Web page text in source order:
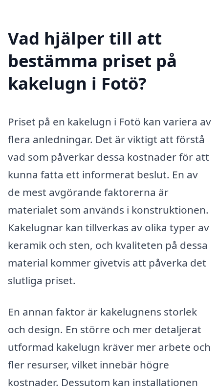
Vad hjälper till att
bestämma priset på
kakelugn i Fotö?
Priset på en kakelugn i Fotö kan variera av
flera anledningar. Det är viktigt att förstå
vad som påverkar dessa kostnader för att
kunna fatta ett informerat beslut. En av
de mest avgörande faktorerna är
materialet som används i konstruktionen.
Kakelugnar kan tillverkas av olika typer av
keramik och sten, och kvaliteten på dessa
material kommer givetvis att påverka det
slutliga priset.
En annan faktor är kakelugnens storlek
och design. En större och mer detaljerat
utformad kakelugn kräver mer arbete och
fler resurser, vilket innebär högre
kostnader. Dessutom kan installationen